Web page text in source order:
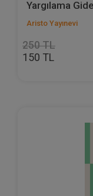
Yargılama
Aristo Yayınevi
250 TL
150 TL